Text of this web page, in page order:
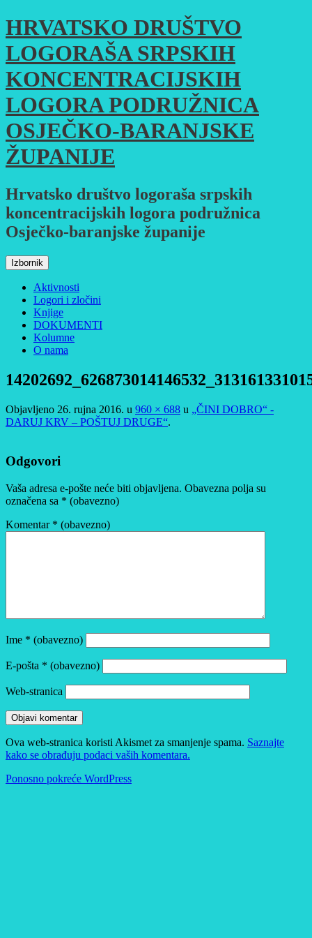
Skoči
do
sadržaja
HRVATSKO DRUŠTVO
LOGORAŠA SRPSKIH
KONCENTRACIJSKIH
LOGORA PODRUŽNICA
OSJEČKO-BARANJSKE
ŽUPANIJE
Hrvatsko društvo logoraša srpskih
koncentracijskih logora podružnica
Osječko-baranjske županije
Izbornik
Aktivnosti
Logori i zločini
Knjige
DOKUMENTI
Kolumne
O nama
Objavljeno 26. rujna 2016. u 960 × 688 u „ČINI DOBRO“ -
DARUJ KRV – POŠTUJ DRUGE“.
Odgovori
Vaša adresa e-pošte neće biti objavljena. Obavezna polja su
označena sa * (obavezno)
Komentar * (obavezno)
Ime * (obavezno)
E-pošta * (obavezno)
Web-stranica
Ova web-stranica koristi Akismet za smanjenje spama. Saznajte
kako se obrađuju podaci vaših komentara.
Ponosno pokreće WordPress